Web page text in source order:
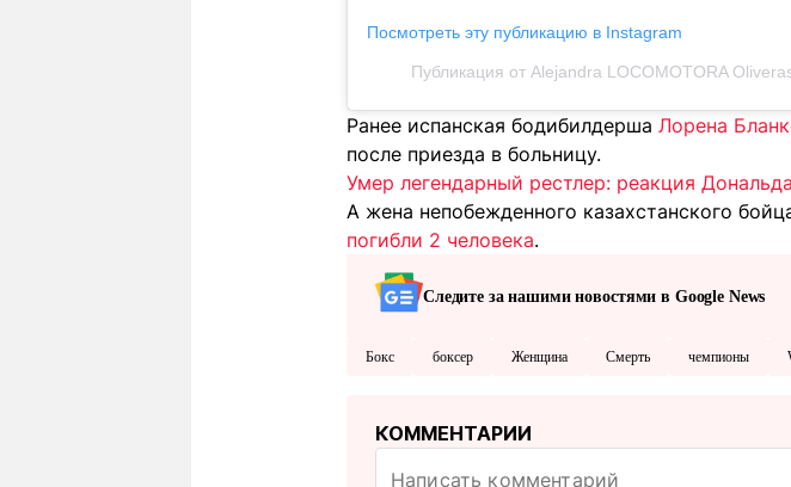
Посмотреть эту публикацию в Instagram
Публикация от Alejandra LOCOMOTORA
Ранее испанская бодибилдерша Лорена
после приезда в больницу.
Умер легендарный рестлер: реакция
А жена непобежденного казахстанского
погибли 2 человека.
Следите за нашими новостями в Google News
Бокс боксер Женщина Смерть чемпионы
КОММЕНТАРИИ